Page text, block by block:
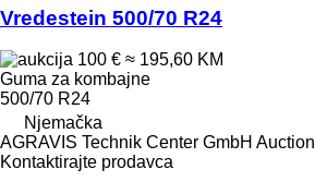
Vredestein 500/70 R24
100 € ≈ 195,60 KM
Guma za kombajne
500/70 R24
Njemačka
AGRAVIS Technik Center GmbH Auction
Kontaktirajte prodavca